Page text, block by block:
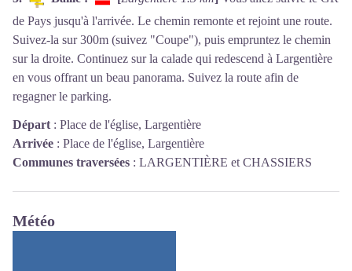
de Pays jusqu'à l'arrivée. Le chemin remonte et rejoint une route.
Suivez-la sur 300m (suivez "Coupe"), puis empruntez le chemin
sur la droite. Continuez sur la calade qui redescend à Largentière
en vous offrant un beau panorama. Suivez la route afin de
regagner le parking.
Départ : Place de l'église, Largentière
Arrivée : Place de l'église, Largentière
Communes traversées : LARGENTIÈRE et CHASSIERS
Météo